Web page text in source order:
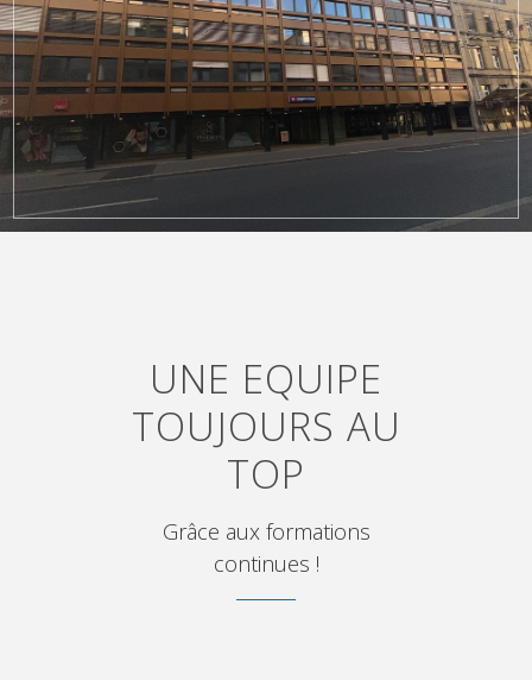
UNE EQUIPE
TOUJOURS AU
TOP
Grâce aux formations
continues !